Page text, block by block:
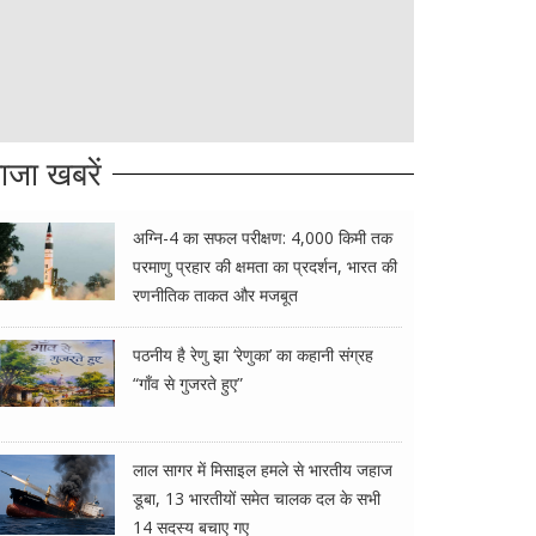
खबरें
अग्नि-4 का सफल परीक्षण: 4,000 किमी तक
परमाणु प्रहार की क्षमता का प्रदर्शन, भारत की
रणनीतिक ताकत और मजबूत
पठनीय है रेणु झा ‘रेणुका’ का कहानी संग्रह
“गाँव से गुजरते हुए”
लाल सागर में मिसाइल हमले से भारतीय जहाज
डूबा, 13 भारतीयों समेत चालक दल के सभी
14 सदस्य बचाए गए